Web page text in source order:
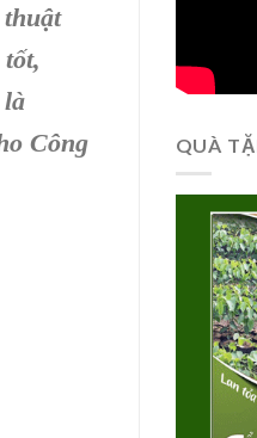
Công
QUÀ